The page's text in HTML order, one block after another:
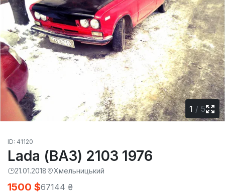
1 / 5
ID: 41120
Lada (ВАЗ) 2103 1976
21.01.2018 Хмельницький
1500 $67144 ₴